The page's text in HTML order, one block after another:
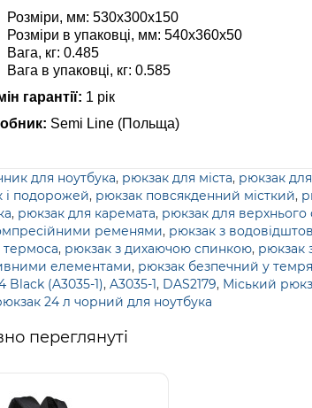
Розміри, мм: 530х300х150
Розміри в упаковці, мм: 540х360х50
Вага, кг: 0.485
Вага в упаковці, кг: 0.585
гарантії: 1 рік
Semi Line (Польща)
для ноутбука, рюкзак для міста, рюкзак
і подорожей, рюкзак повсякденний місткий,
, рюкзак для каремата, рюкзак для верхнього
ременями, рюкзак з
термоса, рюкзак з дихаючою спинкою, рюкзак
елементами, рюкзак безпечний у
Black (A3035-1), A3035-1, DAS2179, Міський
24 л чорний для ноутбука
переглянуті